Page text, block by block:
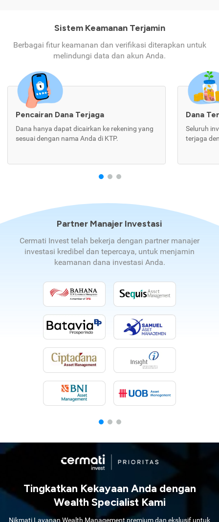
Sistem Keamanan Terjamin
Berbagai fitur keamanan dan verifikasi diterapkan untuk
melindungi data dan akun Anda.
Pencairan Dana Terjaga
Dana hanya dapat dicairkan ke rekening yang
sesuai dengan nama Anda di KTP.
Dana
Seluruh
terjaga
Partner Manajer Investasi
Cermati Invest telah bekerja dengan partner manajer
investasi kredibel dan tepercaya, untuk menjamin
keamanan dana investasi Anda.
Tingkatkan Kekayaan Anda dengan
Wealth Specialist Kami
Nikmati Layanan Wealth Management premium dan ekslusif untuk